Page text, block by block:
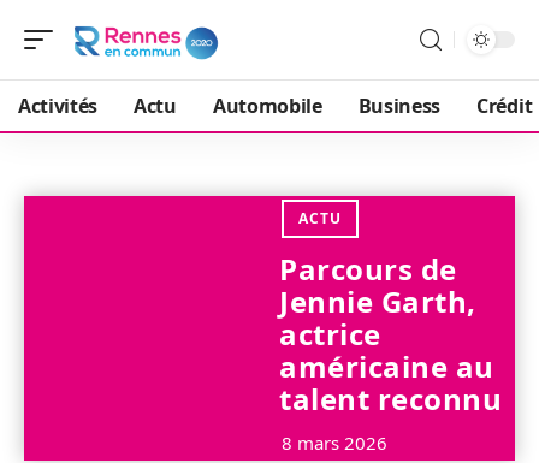
Activités Actu Automobile Business Crédit
ACTU
Parcours de
Jennie Garth,
actrice
américaine au
talent reconnu
8 mars 2026